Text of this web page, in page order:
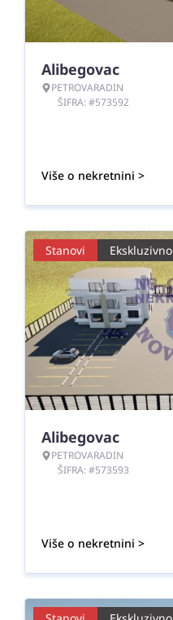
Alibegovac
PETROVARADIN
ŠIFRA: #573592
Više o nekretnini >
Stanovi Ekskluzivno
Alibegovac
PETROVARADIN
ŠIFRA: #573593
Više o nekretnini >